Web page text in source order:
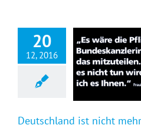
20
12, 2016
Deutschland ist nicht